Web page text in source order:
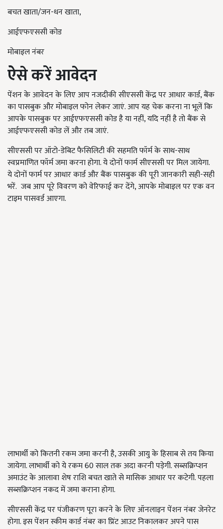
बचत खाता/जन-धन खाता,
आईएफएससी कोड
मोबाइल नंबर
ऐसे करें आवेदन
पेंशन के आवेदन के लिए आप नजदीकी सीएससी केंद्र पर आधार कार्ड, बैंक
का पासबुक और मोबाइल फोन लेकर जाएं. आप यह चेक करना ना भूलें कि
आपके पासबुक पर आईएफएससी कोड है या नहीं, यदि नहीं है तो बैंक से
आईएफएससी कोड लें और तब जाएं.
सीएससी पर ऑटो-डेबिट फैसिलिटी की सहमति फॉर्म के साथ-साथ
स्वप्रमाणित फॉर्म जमा करना होगा. ये दोनों फार्म सीएससी पर मिल जायेगा.
ये दोनों फार्म पर आधार कार्ड और बैंक पासबुक की पूरी जानकारी सही-सही
भरें. जब आप पूरे विवरण को वेरिफाई कर देंगे, आपके मोबाइल पर एक वन
टाइम पासवर्ड आएगा.
लाभार्थी को कितनी रकम जमा करनी है, उसकी आयु के हिसाब से तय किया
जायेगा. लाभार्थी को ये रकम 60 साल तक अदा करनी पड़ेगी. सब्सक्रिप्शन
अमाउंट के आलावा शेष राशि बचत खाते से मासिक आधार पर कटेगी. पहला
सब्सक्रिप्शन नकद में जमा कराना होगा.
सीएससी केंद्र पर पंजीकरण पूरा करने के लिए ऑनलाइन पेंशन नंबर जेनरेट
होगा. इस पेंशन स्कीम कार्ड नंबर का प्रिंट आउट निकालकर अपने पास